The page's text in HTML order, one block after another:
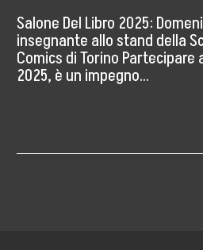
La Nostra Rete
Attività
Corsi e Masterclass
Eventi Culturali
Salone Del Libro 2025:
insegnante allo stand della
Comics di Torino Partecipare
2025, è un impegno…